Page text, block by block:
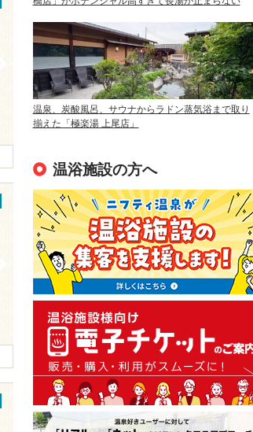
温泉、炭酸風呂、サウナからラドン蒸気浴まで取り
揃えた「極楽湯 上尾店」
温浴施設の方へ